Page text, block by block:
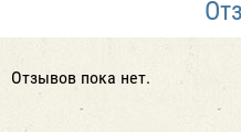
Отзывов пока нет.